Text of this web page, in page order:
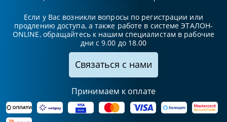
Если у Вас возникли вопросы по регистрации или
продлению доступа, а также работе в системе ЭТАЛОН-
ONLINE, обращайтесь к нашим специалистам в рабочие
дни с 9.00 до 18.00
Связаться с нами
Принимаем к оплате